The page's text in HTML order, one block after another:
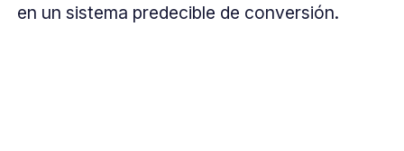
en un sistema predecible de conversión.